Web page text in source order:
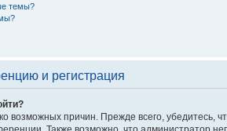
темы?
и регистрация
возможных причин. Прежде всего, убедитесь,